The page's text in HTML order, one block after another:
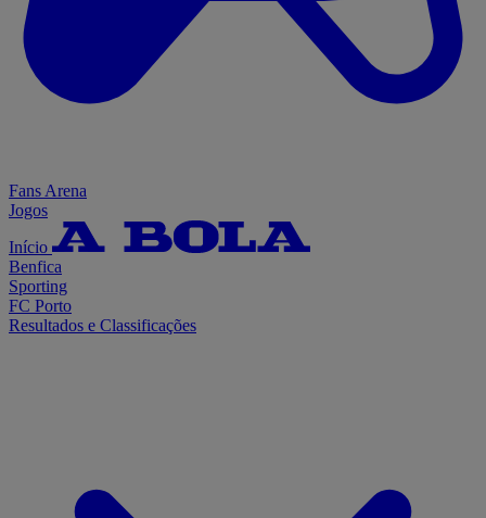
Fans Arena
Jogos
Início
Benfica
Sporting
FC Porto
Resultados e Classificações